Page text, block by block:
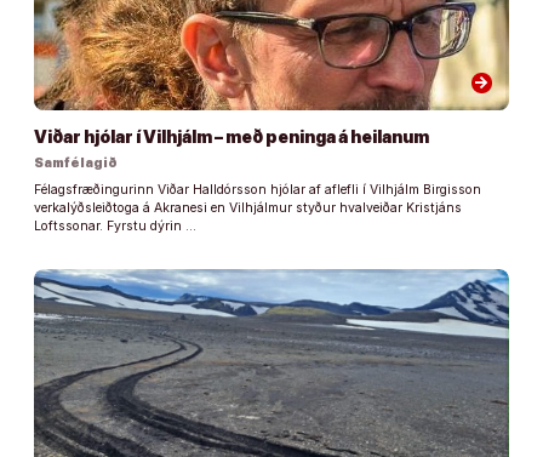
arrow_forward
Viðar hjólar í Vilhjálm – með peninga á heilanum
Samfélagið
Félagsfræðingurinn Viðar Halldórsson hjólar af aflefli í Vilhjálm Birgisson
verkalýðsleiðtoga á Akranesi en Vilhjálmur styður hvalveiðar Kristjáns
Loftssonar. Fyrstu dýrin …